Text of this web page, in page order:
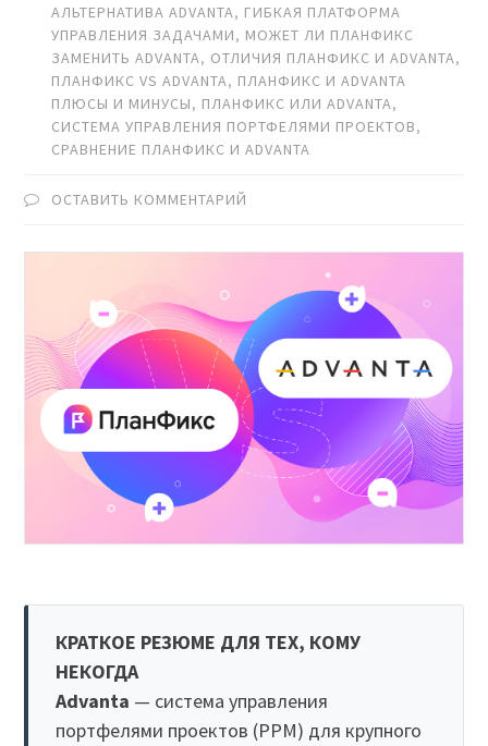
АЛЬТЕРНАТИВА ADVANTA, ГИБКАЯ ПЛАТФОРМА
УПРАВЛЕНИЯ ЗАДАЧАМИ, МОЖЕТ ЛИ ПЛАНФИКС
ЗАМЕНИТЬ ADVANTA, ОТЛИЧИЯ ПЛАНФИКС И ADVANTA,
ПЛАНФИКС VS ADVANTA, ПЛАНФИКС И ADVANTA
ПЛЮСЫ И МИНУСЫ, ПЛАНФИКС ИЛИ ADVANTA,
СИСТЕМА УПРАВЛЕНИЯ ПОРТФЕЛЯМИ ПРОЕКТОВ,
СРАВНЕНИЕ ПЛАНФИКС И ADVANTA
ОСТАВИТЬ КОММЕНТАРИЙ
КРАТКОЕ РЕЗЮМЕ ДЛЯ ТЕХ, КОМУ
НЕКОГДА
Advanta — система управления
портфелями проектов (PPM) для крупного